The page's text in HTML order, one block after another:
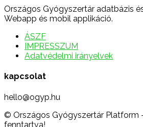
Országos Gyógyszertár adatbázis
Webapp és mobil applikáció.
ÁSZF
IMPRESSZUM
Adatvédelmi irányelvek
kapcsolat
hello@ogyp.hu
© Országos Gyógyszertár Platform
fenntartva!